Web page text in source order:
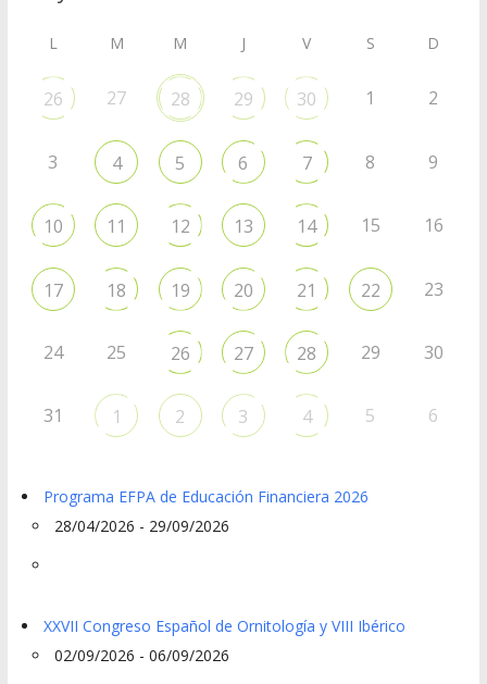
L M M J V S D
26 27 28 29 30 1 2
3 4 5 6 7 8 9
10 11 12 13 14 15 16
17 18 19 20 21 22 23
24 25 26 27 28 29 30
31 1 2 3 4 5 6
Programa EFPA de Educación Financiera 2026
28/04/2026 - 29/09/2026
XXVII Congreso Español de Ornitología y VIII Ibérico
02/09/2026 - 06/09/2026